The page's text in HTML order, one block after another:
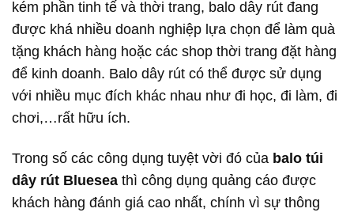
kém phần tinh tế và thời trang, balo dây rút đang
được khá nhiều doanh nghiệp lựa chọn để làm quà
tặng khách hàng hoặc các shop thời trang đặt hàng
để kinh doanh. Balo dây rút có thể được sử dụng
với nhiều mục đích khác nhau như đi học, đi làm, đi
chơi,…rất hữu ích.
Trong số các công dụng tuyệt vời đó của balo túi
dây rút Bluesea thì công dụng quảng cáo được
khách hàng đánh giá cao nhất, chính vì sự thông